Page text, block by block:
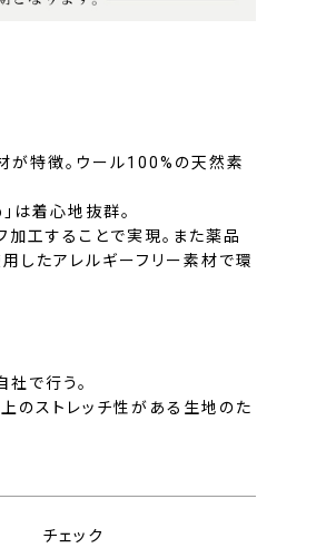
が特徴。ウール100%の天然素
は着心地抜群。
工することで実現。また薬品
したアレルギーフリー素材で環
で行う。
のストレッチ性がある生地のた
チェック